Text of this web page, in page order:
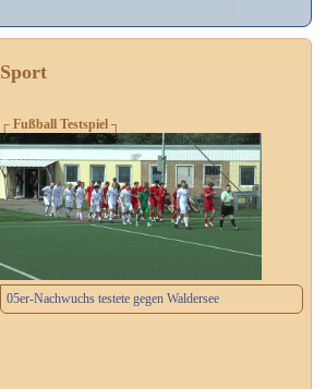
Sport
┌ Fußball Testspiel ┐
05er-Nachwuchs testete gegen Waldersee